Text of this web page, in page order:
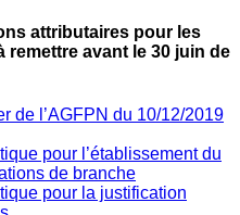
attributaires pour les
remettre avant le 30 juin de
de l’AGFPN du 10/12/2019
pour l’établissement du
de branche
pour la justification